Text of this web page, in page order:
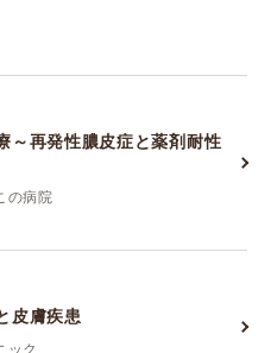
～再発性膿皮症と薬剤耐性
の病院
皮膚疾患
ック